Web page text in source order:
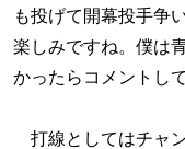
も投げて開幕投手争
楽しみですね。僕は
かったらコメントし
打線としてはチャ